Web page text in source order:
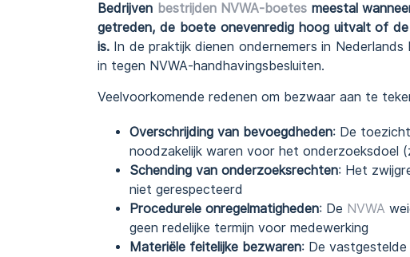
Bedrijven bestrijden NVWA-boetes meestal
getreden, de boete onevenredig hoog uitvalt of
is. In de praktijk dienen ondernemers in
in tegen NVWA-handhavingsbesluiten.
Veelvoorkomende redenen om bezwaar aan te
Overschrijding van bevoegdheden: De
noodzakelijk waren voor het onderzoeksdoel
Schending van onderzoeksrechten: Het
niet gerespecteerd
Procedurele onregelmatigheden: De NVWA
geen redelijke termijn voor medewerking
Materiële feitelijke bezwaren: De